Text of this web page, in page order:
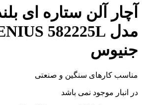
جنیوس
مناسب کارهای سنگین و صنعتی
در انبار موجود نمی باشد